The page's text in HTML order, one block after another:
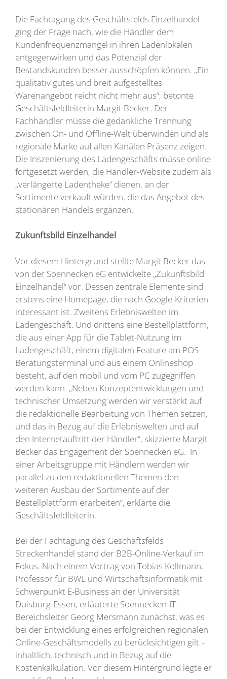
Die Fachtagung des Geschäftsfelds Einzelhandel
ging der Frage nach, wie die Händler dem
Kundenfrequenzmangel in ihren Ladenlokalen
entgegenwirken und das Potenzial der
Bestandskunden besser ausschöpfen können. „Ein
qualitativ gutes und breit aufgestelltes
Warenangebot reicht nicht mehr aus“, betonte
Geschäftsfeldleiterin Margit Becker. Der
Fachhändler müsse die gedankliche Trennung
zwischen On- und Offline-Welt überwinden und als
regionale Marke auf allen Kanälen Präsenz zeigen.
Die Inszenierung des Ladengeschäfts müsse online
fortgesetzt werden, die Händler-Website zudem als
„verlängerte Ladentheke“ dienen, an der
Sortimente verkauft würden, die das Angebot des
stationären Handels ergänzen.
Zukunftsbild Einzelhandel
Vor diesem Hintergrund stellte Margit Becker das
von der Soennecken eG entwickelte „Zukunftsbild
Einzelhandel“ vor. Dessen zentrale Elemente sind
erstens eine Homepage, die nach Google-Kriterien
interessant ist. Zweitens Erlebniswelten im
Ladengeschäft. Und drittens eine Bestellplattform,
die aus einer App für die Tablet-Nutzung im
Ladengeschäft, einem digitalen Feature am POS-
Beratungsterminal und aus einem Onlineshop
besteht, auf den mobil und vom PC zugegriffen
werden kann. „Neben Konzeptentwicklungen und
technischer Umsetzung werden wir verstärkt auf
die redaktionelle Bearbeitung von Themen setzen,
und das in Bezug auf die Erlebniswelten und auf
den Internetauftritt der Händler“, skizzierte Margit
Becker das Engagement der Soennecken eG. In
einer Arbeitsgruppe mit Händlern werden wir
parallel zu den redaktionellen Themen den
weiteren Ausbau der Sortimente auf der
Bestellplattform erarbeiten“, erklärte die
Geschäftsfeldleiterin.
Bei der Fachtagung des Geschäftsfelds
Streckenhandel stand der B2B-Online-Verkauf im
Fokus. Nach einem Vortrag von Tobias Kollmann,
Professor für BWL und Wirtschaftsinformatik mit
Schwerpunkt E-Business an der Universität
Duisburg-Essen, erläuterte Soennecken-IT-
Bereichsleiter Georg Mersmann zunächst, was es
bei der Entwicklung eines erfolgreichen regionalen
Online-Geschäftsmodells zu berücksichtigen gilt –
inhaltlich, technisch und in Bezug auf die
Kostenkalkulation. Vor diesem Hintergrund legte er